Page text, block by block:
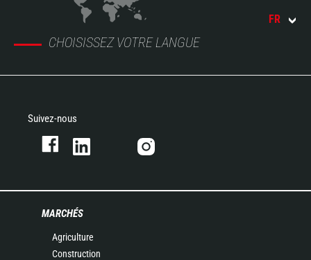
CHOISISSEZ VOTRE LANGUE
FR
Suivez-nous
MARCHÉS
Agriculture
Construction